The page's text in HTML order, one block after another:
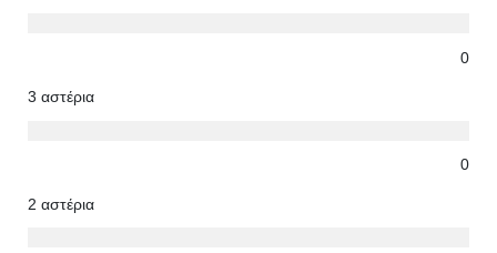
0
3 αστέρια
0
2 αστέρια